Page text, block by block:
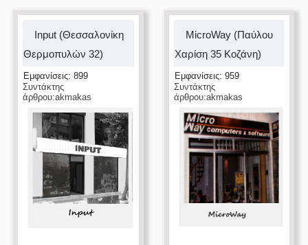
Input (Θεσσαλονίκη
Θερμοπυλών 32)
Εμφανίσεις: 899
Συντάκτης
άρθρου:akmakas
MicroWay (Παύλου
Χαρίση 35 Κοζάνη)
Εμφανίσεις: 959
Συντάκτης
άρθρου:akmakas